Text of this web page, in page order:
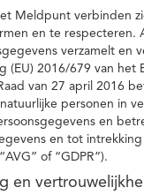
Meldpunt verbinden
en te respecteren.
verzamelt en
(EU) 2016/679 van het
van 27 april 2016
personen in
en
en tot intrekking
of “GDPR”).
en